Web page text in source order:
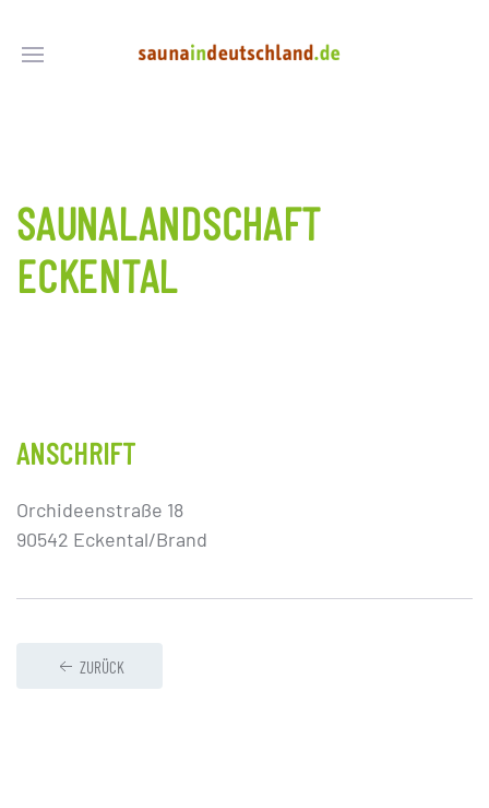
SAUNALANDSCHAFT
ECKENTAL
ANSCHRIFT
Orchideenstraße 18
90542 Eckental/Brand
ZURÜCK